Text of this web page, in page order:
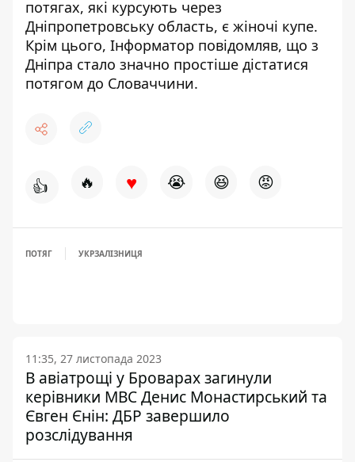
потягах, які курсують через
Дніпропетровську область, є жіночі купе.
Крім цього, Інформатор повідомляв, що з
Дніпра стало значно простіше дістатися
потягом до Словаччини.
👍 🔥 ♥ 😭 😆 😡
ПОТЯГ УКРЗАЛІЗНИЦЯ
11:35, 27 листопада 2023
В авіатрощі у Броварах загинули
керівники МВС Денис Монастирський та
Євген Єнін: ДБР завершило
розслідування